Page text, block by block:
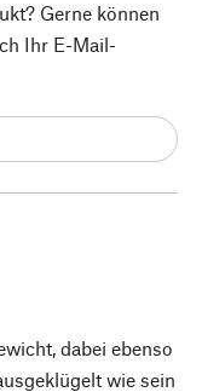
dabei ebenso
wie sein
Gerne können
Ihr E-Mail-